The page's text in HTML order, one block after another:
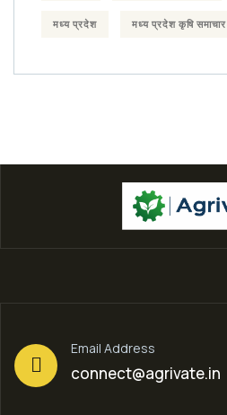
मध्य प्रदेश मध्य प्रदेश कृषि समाचार
Email Address
connect@agrivate.in